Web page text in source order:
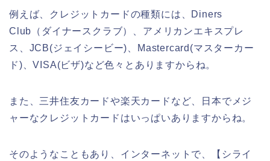
例えば、クレジットカードの種類には、Diners
Club（ダイナースクラブ）、アメリカンエキスプレ
ス、JCB(ジェイシービー)、Mastercard(マスターカー
ド)、VISA(ビザ)など色々とありますからね。
また、三井住友カードや楽天カードなど、日本でメジ
ャーなクレジットカードはいっぱいありますからね。
そのようなこともあり、インターネットで、【シライ